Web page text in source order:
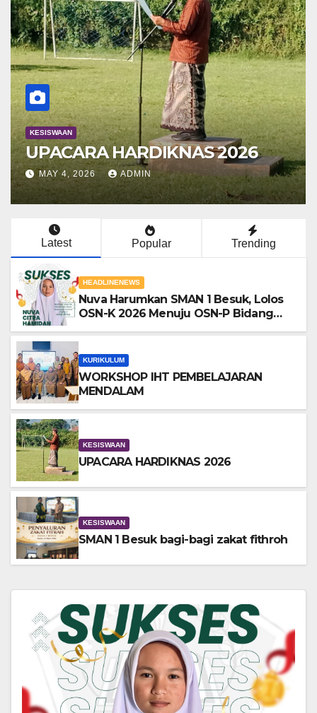
KESISWAAN
UPACARA HARDIKNAS 2026
MAY 4, 2026 ADMIN
Latest Popular Trending
HEADLINENEWS
Nuva Harumkan SMAN 1 Besuk, Lolos
OSN-K 2026 Menuju OSN-P Bidang
KURIKULUM
WORKSHOP IHT PEMBELAJARAN
MENDALAM
KESISWAAN
UPACARA HARDIKNAS 2026
KESISWAAN
SMAN 1 Besuk bagi-bagi zakat fithroh